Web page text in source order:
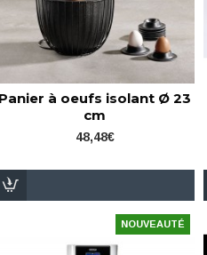
à oeufs isolant Ø 23
cm
48,48€
NOUVEAUTÉ